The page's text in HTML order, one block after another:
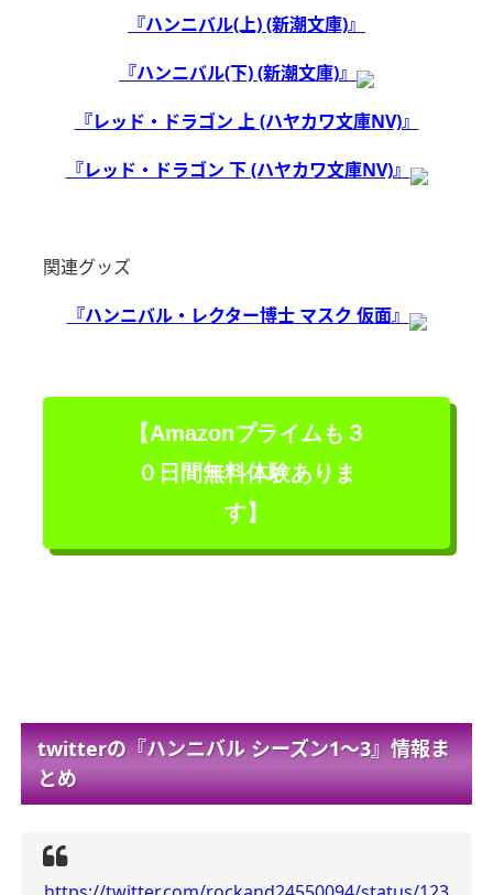
『ハンニバル(上) (新潮文庫)』
『ハンニバル(下) (新潮文庫)』
『レッド・ドラゴン 上 (ハヤカワ文庫NV)』
『レッド・ドラゴン 下 (ハヤカワ文庫NV)』
関連グッズ
『ハンニバル・レクター博士 マスク 仮面』
【Amazonプライムも３
０日間無料体験ありま
す】
twitterの『ハンニバル シーズン1～3』情報ま
とめ